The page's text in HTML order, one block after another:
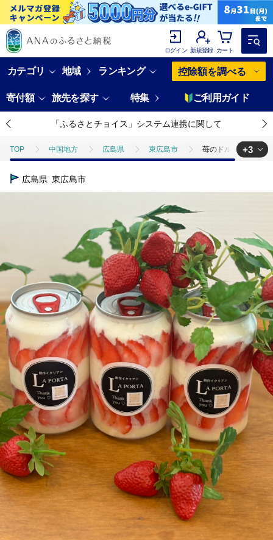
ログイン 新規登録 カート
カテゴリ 地域 ランキング 控除額を調べる
寄付額 旅先を探す 特集 ご利用ガイド
「ふるさとチョイス」システム連携に関して
TOP 中国地方 広島県 東広島市 苺のドルチェ缶 3本
TOP
洋菓子 ほかの洋菓子
+3
広島県 東広島市